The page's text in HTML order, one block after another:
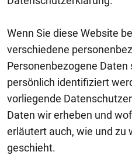
Wenn Sie diese Website
verschiedene
Personenbezogene Daten
persönlich identifiziert
vorliegende
Daten wir erheben und
erläutert auch, wie und zu
geschieht.